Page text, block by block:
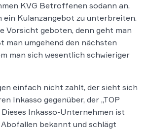
KVG Betroffenen sodann an,
ein Kulanzangebot zu unterbreiten.
Vorsicht geboten, denn geht man
man umgehend den nächsten
man sich wesentlich schwieriger
einfach nicht zahlt, der sieht sich
Inkasso gegenüber, der „TOP
Dieses Inkasso-Unternehmen ist
bekannt und schlägt